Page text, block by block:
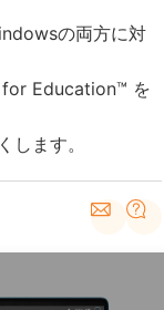
の両方に対
Education™ を
します。